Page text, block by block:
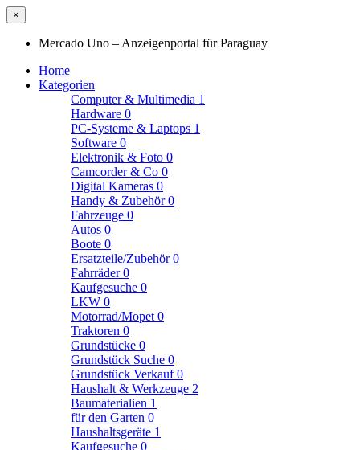
×
Mercado Uno – Anzeigenportal für Paraguay
Home
Kategorien
Computer & Multimedia 1
Hardware 0
PC-Systeme & Laptops 1
Software 0
Elektronik & Foto 0
Camcorder & Co 0
Digital Kameras 0
Handy & Zubehör0
Fahrzeuge 0
Autos 0
Boote 0
Ersatzteile/Zubehör0
Fahrräder0
Kaufgesuche 0
LKW 0
Motorrad/Mopet 0
Traktoren 0
Grundstücke 0
Grundstück Suche 0
Grundstück Verkauf0
Haushalt & Werkzeuge 2
Baumaterialien 1
für den Garten 0
Haushaltsgeräte 1
Kaufgesuche 0